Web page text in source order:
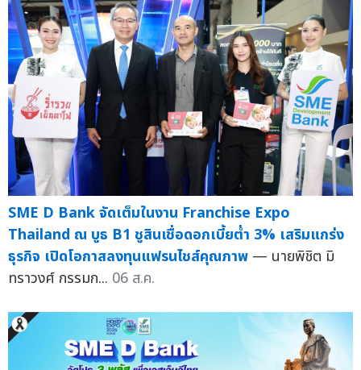
SME D Bank จัดเต็มในงาน Franchise Expo
Thailand ณ บูธ B1 ชูสินเชื่อดอกเบี้ยต่ำ 3% เสริมแกร่ง
ธุรกิจ เปิดโอกาสลงทุนแฟรนไชส์คุณภาพ — นายพิชิต มิ
ทราวงศ์ กรรมก... 06 ส.ค.